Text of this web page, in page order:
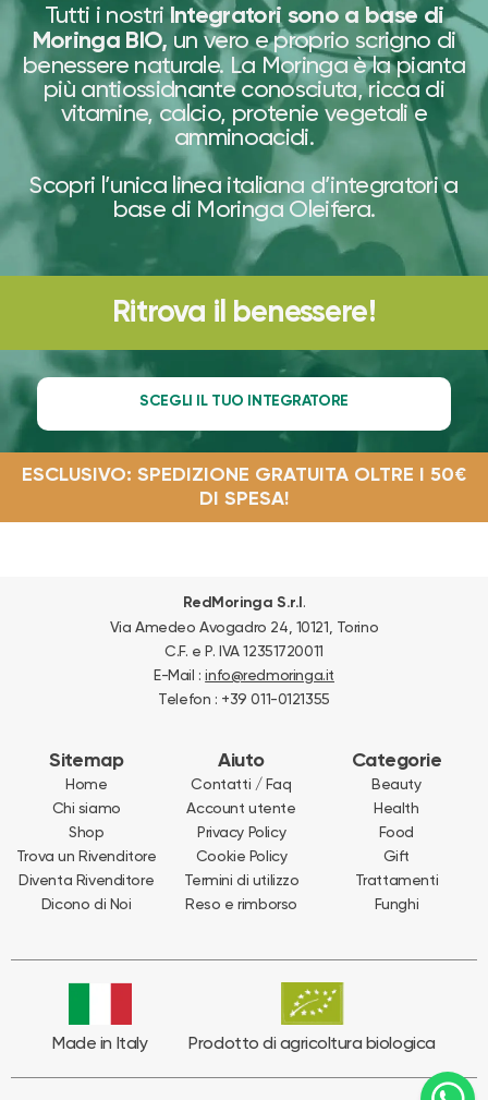
Tutti i nostri Integratori sono a base di
Moringa BIO, un vero e proprio scrigno di
benessere naturale. La Moringa è la pianta
più antiossidnante conosciuta, ricca di
vitamine, calcio, protenie vegetali e
amminoacidi.
Scopri l’unica linea italiana d’integratori a
base di Moringa Oleifera.
Ritrova il benessere!
SCEGLI IL TUO INTEGRATORE
ESCLUSIVO: SPEDIZIONE GRATUITA OLTRE I 50€
DI SPESA!
RedMoringa S.r.l .
Via Amedeo Avogadro 24, 10121, Torino
C.F. e P. IVA 12351720011
E-Mail :info@redmoringa.it
Telefon : +39 011-0121355
Sitemap
Home
Chi siamo
Shop
Trova un Rivenditore
Diventa Rivenditore
Dicono di Noi
Aiuto
Contatti / Faq
Account utente
Privacy Policy
Cookie Policy
Termini di utilizzo
Reso e rimborso
Categorie
Beauty
Health
Food
Gift
Trattamenti
Funghi
Made in Italy Prodotto di agricoltura biologica